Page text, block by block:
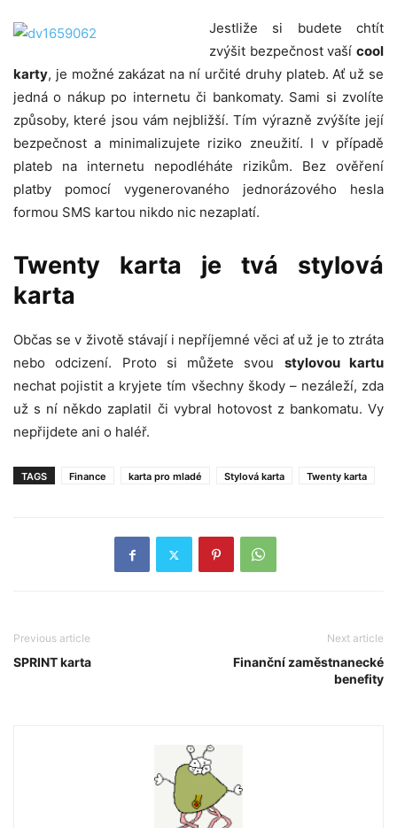
Jestliže si budete chtít
zvýšit bezpečnost vaší cool
karty, je možné zakázat na ní určité druhy plateb. Ať už se
jedná o nákup po internetu či bankomaty. Sami si zvolíte
způsoby, které jsou vám nejbližší. Tím výrazně zvýšíte její
bezpečnost a minimalizujete riziko zneužití. I v případě
plateb na internetu nepodléháte rizikům. Bez ověření
platby pomocí vygenerovaného jednorázového hesla
formou SMS kartou nikdo nic nezaplatí.
Twenty karta je tvá stylová
karta
Občas se v životě stávají i nepříjemné věci ať už je to ztráta
nebo odcizení. Proto si můžete svou stylovou kartu
nechat pojistit a kryjete tím všechny škody – nezáleží, zda
už s ní někdo zaplatil či vybral hotovost z bankomatu. Vy
nepřijdete ani o haléř.
TAGS Finance karta pro mladé Stylová karta Twenty karta
Previous article
SPRINT karta
Next article
Finanční zaměstnanecké
benefity